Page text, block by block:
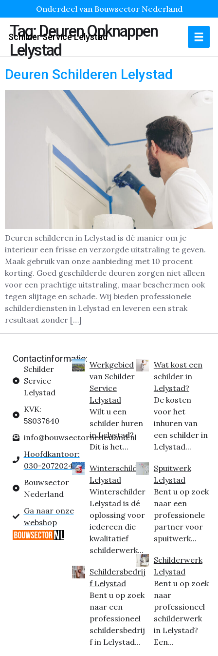
Onderdeel van Bouwsector Nederland
Schilder Service Lelystad
Tag:Deuren Opknappen
Lelystad
Deuren Schilderen Lelystad
Deuren schilderen in Lelystad is dé manier om je
interieur een frisse en verzorgde uitstraling te geven.
Maak gebruik van onze aanbieding met 10 procent
korting. Goed geschilderde deuren zorgen niet alleen
voor een prachtige uitstraling, maar beschermen ook
tegen slijtage en schade. Wij bieden professionele
schilderdiensten in Lelystad en leveren een strak
resultaat zonder […]
Contactinformatie:
Schilder
Service
Lelystad
KVK:
58037640
info@bouwsectornederland.nl
Hoofdkantoor:
030-2072024
Bouwsector
Nederland
Ga naar onze
webshop
Werkgebied
van Schilder
Service
Lelystad
Wilt u een
schilder huren
in Lelystad?
Dit is het...
Winterschilder
Lelystad
Winterschilder
Lelystad is dé
oplossing voor
iedereen die
kwalitatief
schilderwerk...
Schildersbedrij
f Lelystad
Bent u op zoek
naar een
professioneel
schildersbedrij
f in Lelystad...
Wat kost een
schilder in
Lelystad?
De kosten
voor het
inhuren van
een schilder in
Lelystad...
Spuitwerk
Lelystad
Bent u op zoek
naar een
professionele
partner voor
spuitwerk...
Schilderwerk
Lelystad
Bent u op zoek
naar
professioneel
schilderwerk
in Lelystad?
Een...